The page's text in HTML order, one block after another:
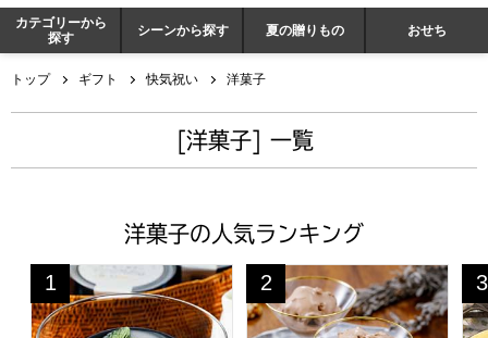
カテゴリーから
探す
シーンから探す 夏の贈りもの おせち
トップ ギフト 快気祝い 洋菓子
[洋菓子] 一覧
洋菓子の人気ランキング
ホテルニューオータニ SATSUKI コーヒーゼリー 6個入
1
位
トップス チョコレートケー
2
位 3
位